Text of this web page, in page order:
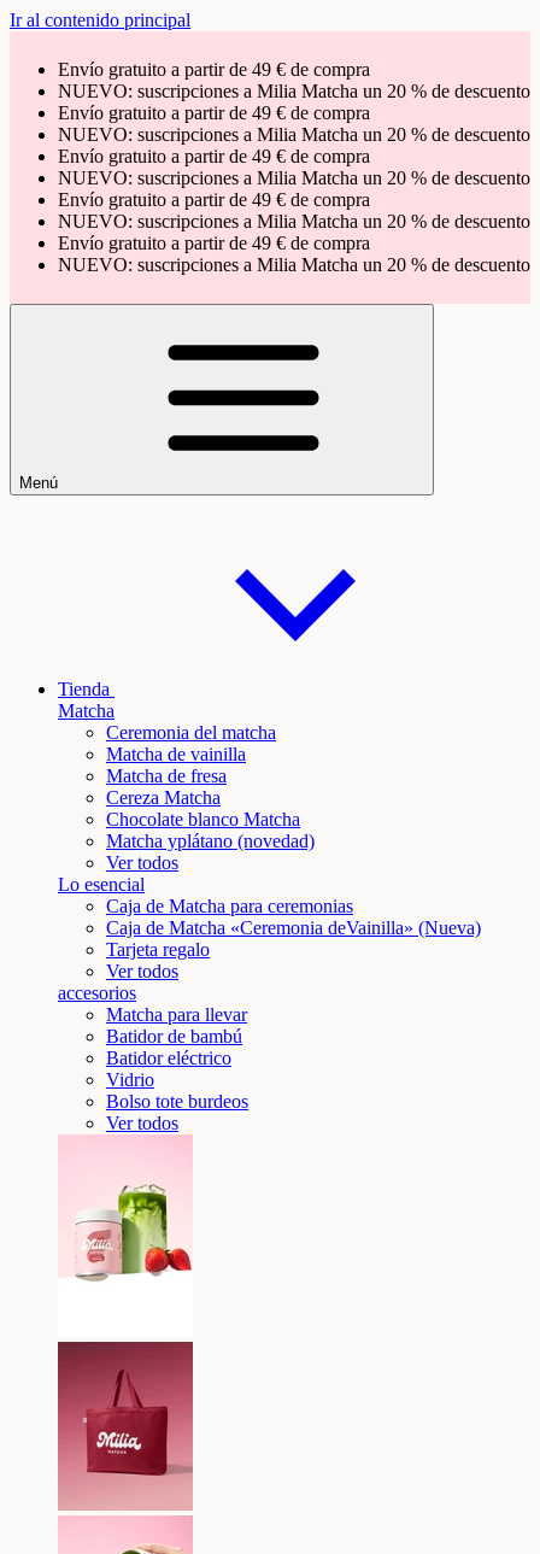
Ir al contenido principal
Envío gratuito a partir de 49 € de compra
NUEVO: suscripciones a Milia Matcha un 20 % de descuento
Envío gratuito a partir de 49 € de compra
NUEVO: suscripciones a Milia Matcha un 20 % de descuento
Envío gratuito a partir de 49 € de compra
NUEVO: suscripciones a Milia Matcha un 20 % de descuento
Envío gratuito a partir de 49 € de compra
NUEVO: suscripciones a Milia Matcha un 20 % de descuento
Envío gratuito a partir de 49 € de compra
NUEVO: suscripciones a Milia Matcha un 20 % de descuento
Menú
Tienda
Matcha
Ceremonia del matcha
Matcha de vainilla
Matcha de fresa
Cereza Matcha
Chocolate blanco Matcha
Matcha yplátano (novedad)
Ver todos
Lo esencial
Caja de Matcha para ceremonias
Caja de Matcha «Ceremonia deVainilla» (Nueva)
Tarjeta regalo
Ver todos
accesorios
Matcha para llevar
Batidor de bambú
Batidor eléctrico
Vidrio
Bolso tote burdeos
Ver todos